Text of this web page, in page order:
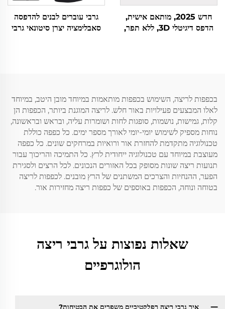
חדש 2025, מותאם אישית,
הדפס דיגיטלי 3D, ללא תפר,
גרבי עוברים לבנים להדפסה
סאבלימציה יצרן סיטונאי גרבי
בכפפות לריצה, השימוש בכפפות מותאמות במיוחד מובן היטב, במיוחד
לאלו המבצעים פעילויות באור חלש. לריצה המוגנת ביותר, הכפפות הן
קלות, גמישות, נושמות, סופגות לחות ושומרות עליה, ובראש ובראשונה,
נוחות מספיק לשימוש יומי-יומי לאורך מספר ימים. כל כפפה כוללת
טכנולוגיה מתקדמת להחזרת אור ורואיות במרחקים שונים. כל כפפה
מעוצבת במיוחד עם טכנולוגיה ייחודית לרץ. כל התמיכה והריכוך עבור
תנועות ריצה שונות מסופק בכל האזורים הנכונים. לכל הרצים ולסגירת
הפער, ההנחיות והצרכים המשתנים של הרץ מובנים. לכפפות לריצה
בטוחה ונוחה, הכפפות באוספים של כפפות ריצה מחזירות אור.
שאלות נפוצות על גרבי ריצה
הולוגרפיים
איך גרבי ריצה רפלקטיביים משפרים את הבטיחות?